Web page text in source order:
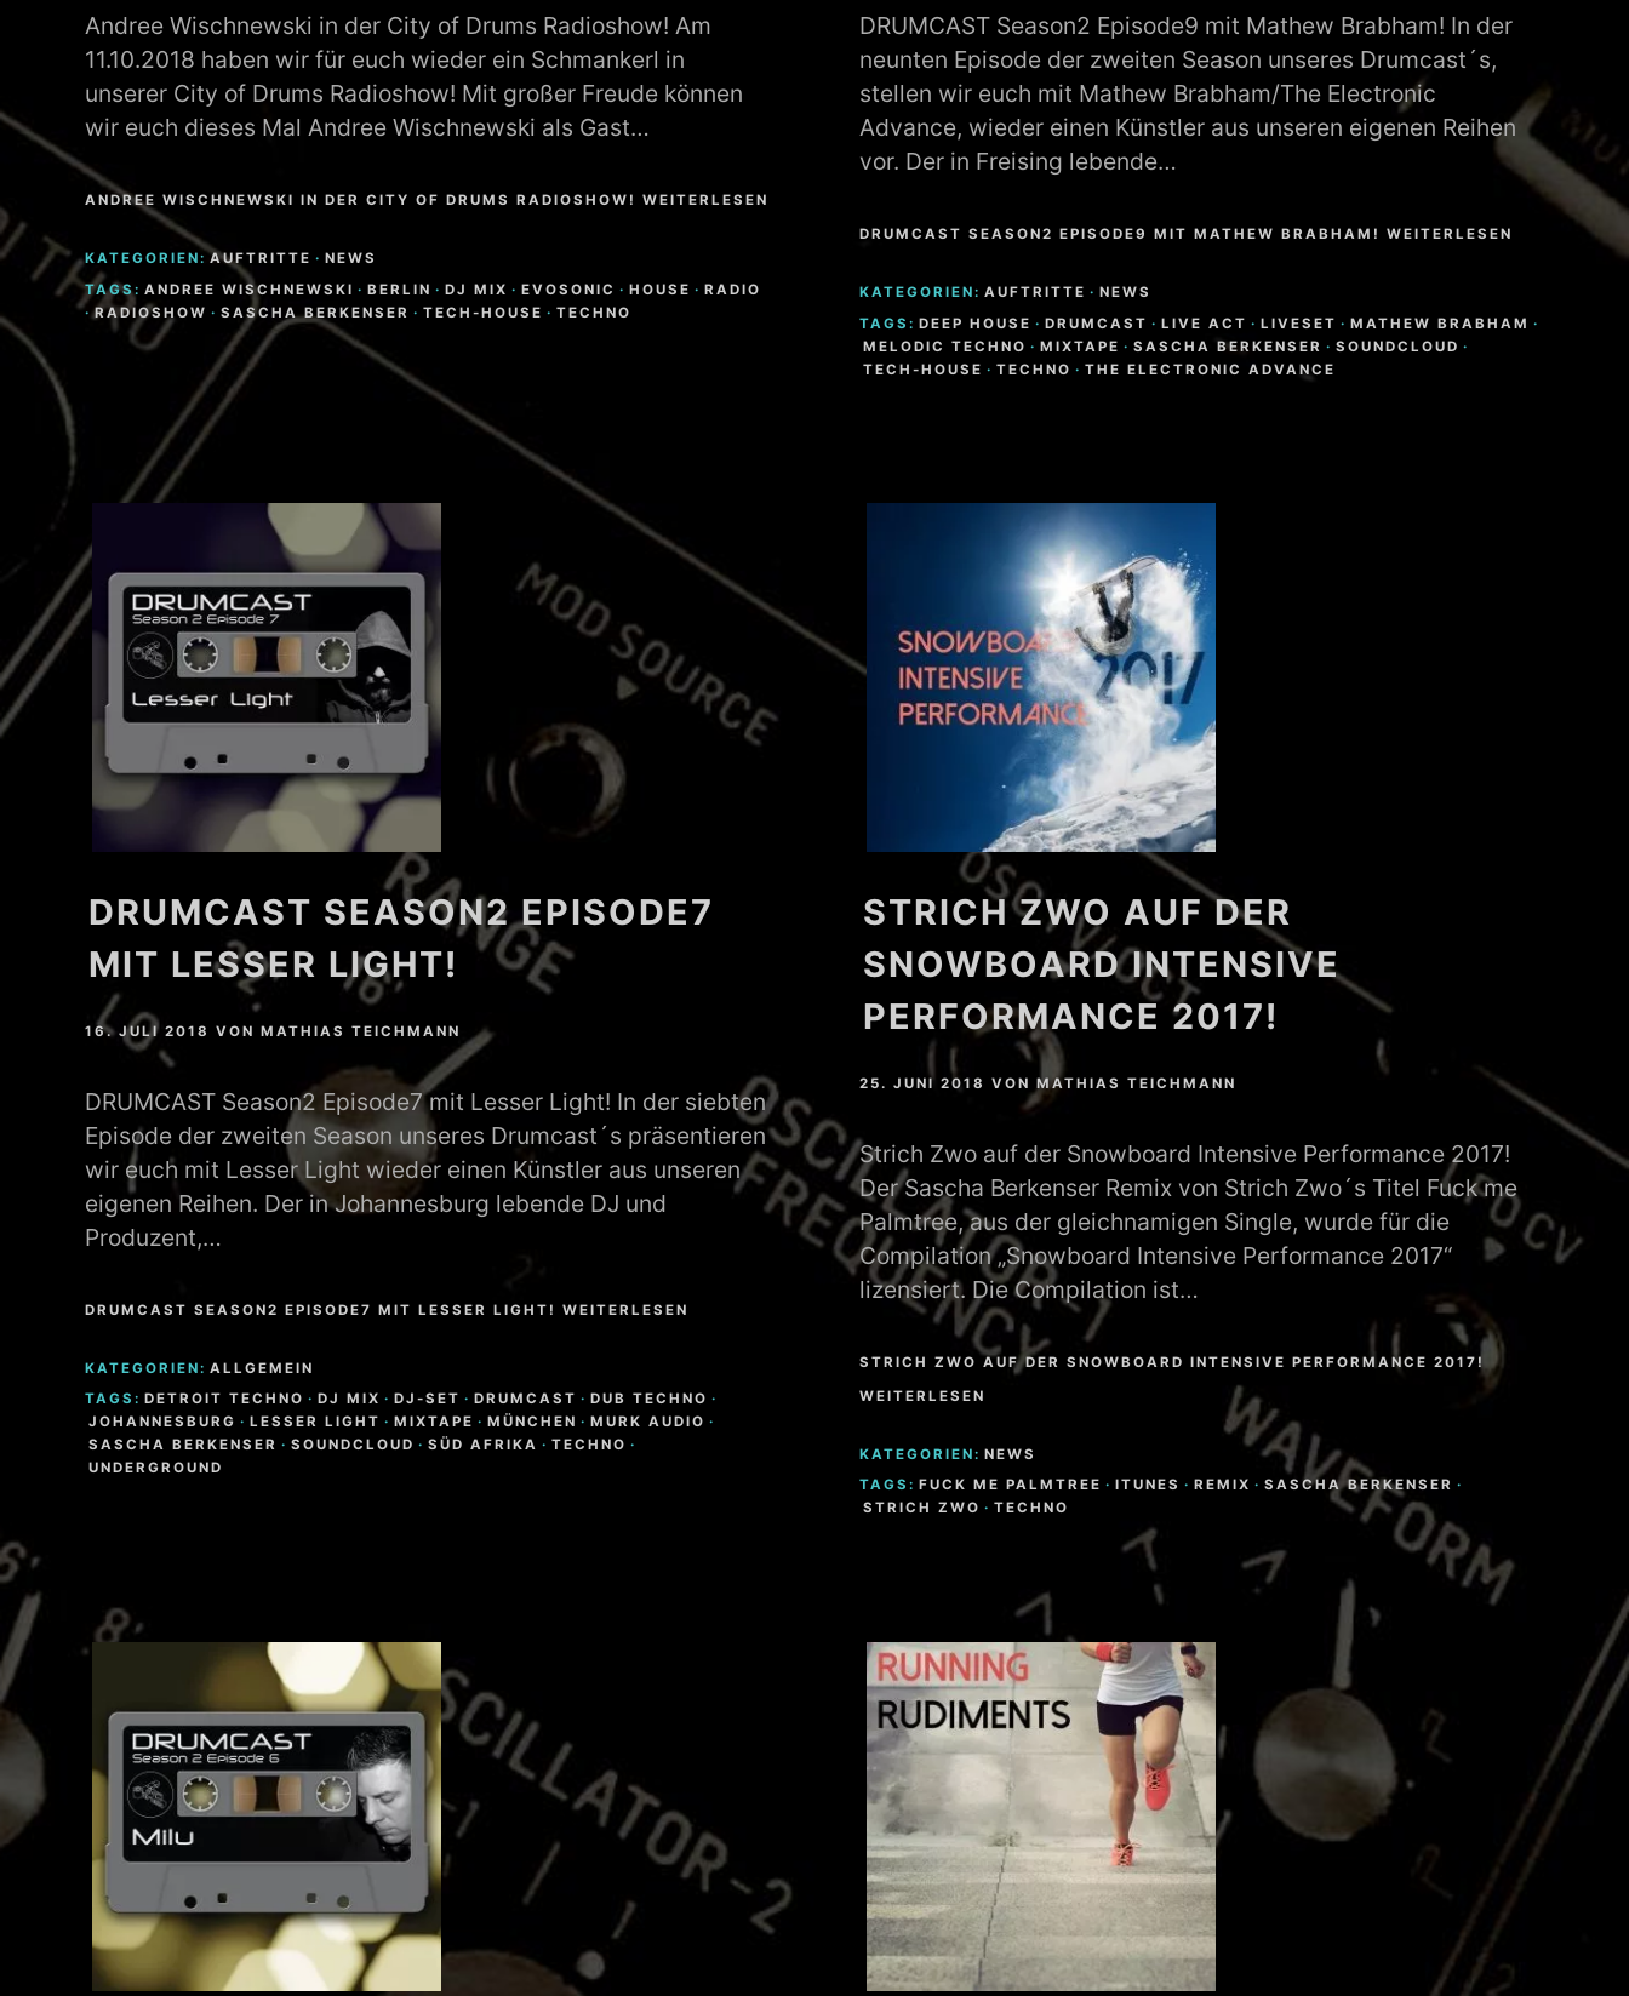
Andree Wischnewski in der City of Drums Radioshow! Am
11.10.2018 haben wir für euch wieder ein Schmankerl in
unserer City of Drums Radioshow! Mit großer Freude können
wir euch dieses Mal Andree Wischnewski als Gast…
ANDREE WISCHNEWSKI IN DER CITY OF DRUMS RADIOSHOW! WEITERLESEN
KATEGORIEN: AUFTRITTE · NEWS
TAGS: ANDREE WISCHNEWSKI · BERLIN · DJ MIX · EVOSONIC · HOUSE · RADIO
· RADIOSHOW · SASCHA BERKENSER · TECH-HOUSE · TECHNO
DRUMCAST Season2 Episode9 mit Mathew Brabham! In der
neunten Episode der zweiten Season unseres Drumcast´s,
stellen wir euch mit Mathew Brabham/The Electronic
Advance, wieder einen Künstler aus unseren eigenen Reihen
vor. Der in Freising lebende…
DRUMCAST SEASON2 EPISODE9 MIT MATHEW BRABHAM! WEITERLESEN
KATEGORIEN: AUFTRITTE · NEWS
TAGS: DEEP HOUSE · DRUMCAST · LIVE ACT · LIVESET · MATHEW BRABHAM ·
MELODIC TECHNO · MIXTAPE · SASCHA BERKENSER · SOUNDCLOUD ·
TECH-HOUSE · TECHNO · THE ELECTRONIC ADVANCE
DRUMCAST SEASON2 EPISODE7
MIT LESSER LIGHT!
16. JULI 2018 VONMATHIAS TEICHMANN
DRUMCAST Season2 Episode7 mit Lesser Light! In der siebten
Episode der zweiten Season unseres Drumcast´s präsentieren
wir euch mit Lesser Light wieder einen Künstler aus unseren
eigenen Reihen. Der in Johannesburg lebende DJ und
Produzent,…
DRUMCAST SEASON2 EPISODE7 MIT LESSER LIGHT! WEITERLESEN
KATEGORIEN: ALLGEMEIN
TAGS: DETROIT TECHNO · DJ MIX · DJ-SET · DRUMCAST · DUB TECHNO ·
JOHANNESBURG · LESSER LIGHT · MIXTAPE · MÜNCHEN · MURK AUDIO ·
SASCHA BERKENSER · SOUNDCLOUD · SÜD AFRIKA · TECHNO ·
UNDERGROUND
STRICH ZWO AUF DER
SNOWBOARD INTENSIVE
PERFORMANCE 2017!
25. JUNI 2018 VON MATHIAS TEICHMANN
Strich Zwo auf der Snowboard Intensive Performance 2017!
Der Sascha Berkenser Remix von Strich Zwo´s Titel Fuck me
Palmtree, aus der gleichnamigen Single, wurde für die
Compilation „Snowboard Intensive Performance 2017“
lizensiert. Die Compilation ist…
STRICH ZWO AUF DER SNOWBOARD INTENSIVE PERFORMANCE 2017!
WEITERLESEN
KATEGORIEN: NEWS
TAGS: FUCK ME PALMTREE · ITUNES · REMIX · SASCHA BERKENSER ·
STRICH ZWO · TECHNO